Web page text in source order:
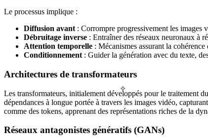
✧
Le processus implique :
Diffusion avant : Corrompre progressivement les images
Débruitage inverse : Entraîner des réseaux neuronaux à
Attention temporelle : Mécanismes assurant la
Conditionnement : Guider la génération avec du texte,
Architectures de transformateurs
Les transformateurs, initialement développés pour le traitement
dépendances à longue portée à travers les images vidéo,
comme des tokens, apprenant des représentations riches de la
Réseaux antagonistes génératifs (GANs)